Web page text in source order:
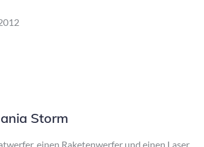
Storm
einen Raketenwerfer und einen Laser.